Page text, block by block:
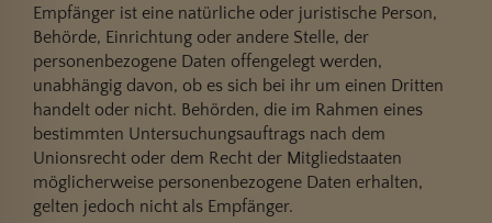
Empfänger ist eine natürliche oder juristische Person,
Behörde, Einrichtung oder andere Stelle, der
personenbezogene Daten offengelegt werden,
unabhängig davon, ob es sich bei ihr um einen Dritten
handelt oder nicht. Behörden, die im Rahmen eines
bestimmten Untersuchungsauftrags nach dem
Unionsrecht oder dem Recht der Mitgliedstaaten
möglicherweise personenbezogene Daten erhalten,
gelten jedoch nicht als Empfänger.